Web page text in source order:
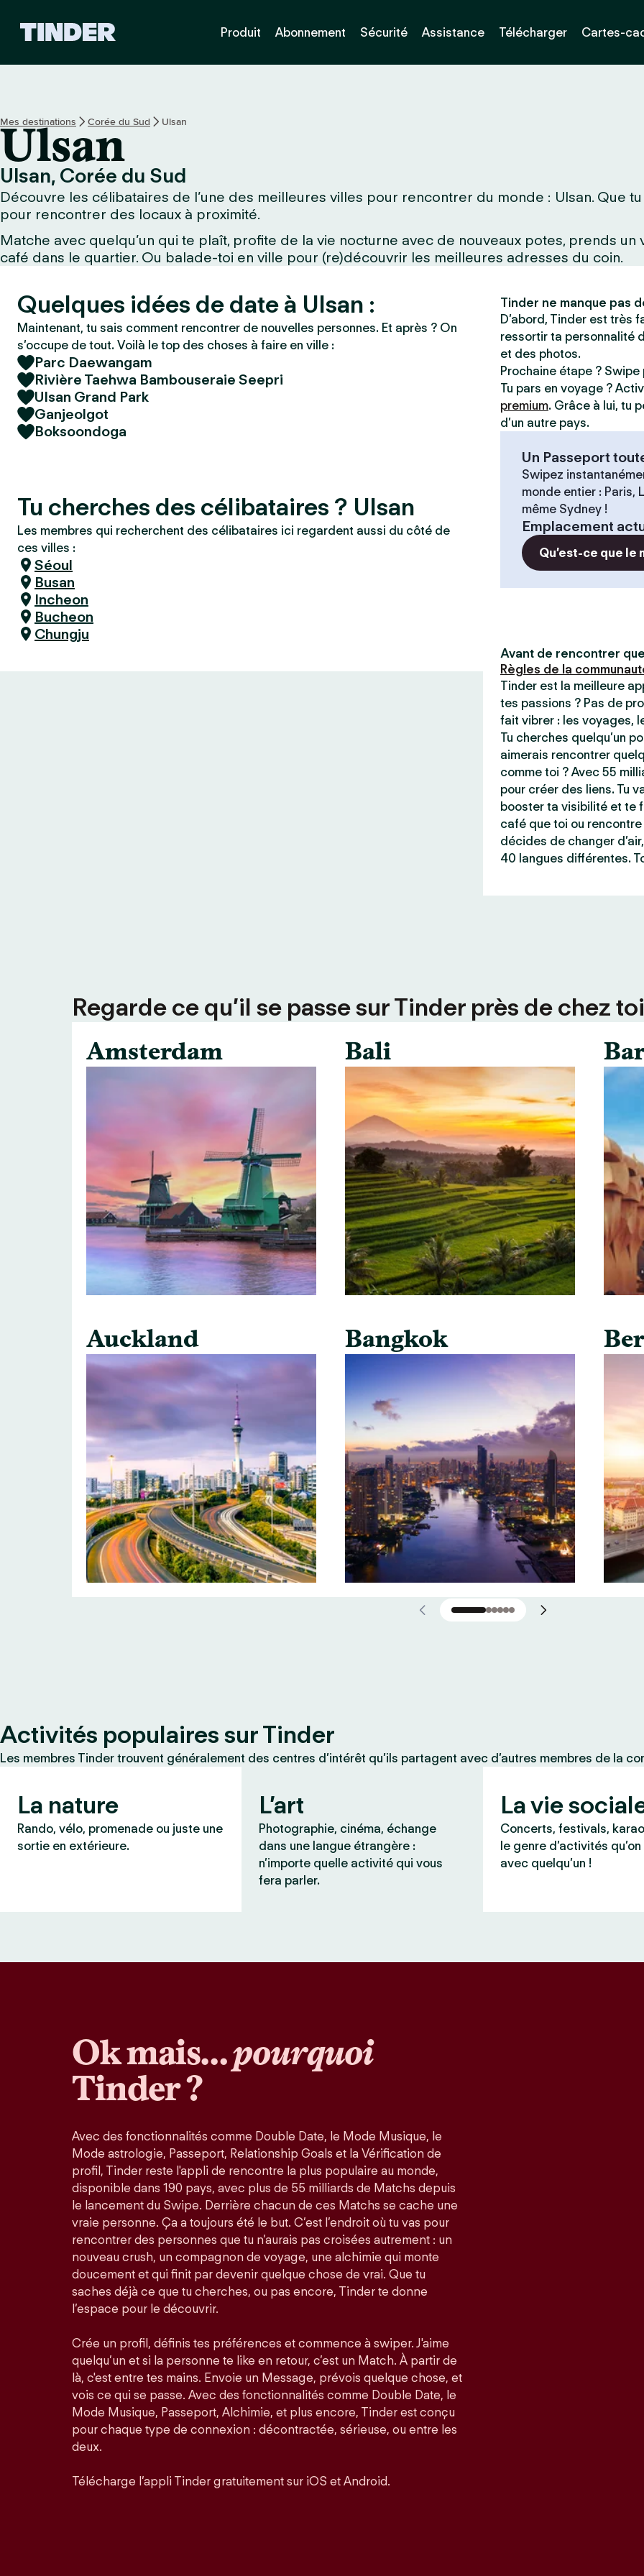
l
T
d
e
r
Produit Abonnement Sécurité Assistance Télécharger Cartes-
Mes destinations Corée du Sud Ulsan
Ulsan
Ulsan, Corée du Sud
Découvre les célibataires de l’une des meilleures villes pour rencontrer du monde : Ulsan. Que
pour rencontrer des locaux à proximité.
Matche avec quelqu’un qui te plaît, profite de la vie nocturne avec de nouveaux potes, prends
café dans le quartier. Ou balade-toi en ville pour (re)découvrir les meilleures adresses du coin.
Quelques idées de date à Ulsan :
Maintenant, tu sais comment rencontrer de nouvelles personnes. Et après ? On
s’occupe de tout. Voilà le top des choses à faire en ville :
Parc Daewangam
Rivière Taehwa Bambouseraie Seepri
Ulsan Grand Park
Ganjeolgot
Boksoondoga
Tu cherches des célibataires ? Ulsan
Les membres qui recherchent des célibataires ici regardent aussi du côté de
ces villes :
Séoul
Busan
Incheon
Bucheon
Chungju
Tinder ne manque pas
D’abord, Tinder est très
ressortir ta personnalité
et des photos.
Prochaine étape ?
Tu pars en voyage ?
premium. Grâce à lui, tu
d’un autre pays.
Un Passeport
Swipez
monde entier : Paris,
même Sydney !
Emplacement
Qu’est-ce que le
Avant de rencontrer
Règles de la
Tinder est la meilleure
tes passions ? Pas de
fait vibrer : les voyages,
Tu cherches quelqu’un
aimerais rencontrer
comme toi ? Avec 55
pour créer des liens. Tu
booster ta visibilité et te
café que toi ou
décides de changer
40 langues différentes.
Regarde ce qu’il se passe sur Tinder près de chez
Amsterdam
Auckland
Bali
Bangkok
Activités populaires sur Tinder
Les membres Tinder trouvent généralement des centres d’intérêt qu’ils partagent avec d’autres membres de la
La nature
Rando, vélo, promenade ou juste une
sortie en extérieure.
L’art
Photographie, cinéma, échange
dans une langue étrangère :
n’importe quelle activité qui vous
fera parler.
La vie
Concerts, festivals,
le genre d’activités
avec quelqu’un !
Ok mais…pourquoi
Tinder ?
Avec des fonctionnalités comme Double Date, le Mode Musique, le
Mode astrologie, Passeport, Relationship Goals et la Vérification de
profil, Tinder reste l'appli de rencontre la plus populaire au monde,
disponible dans 190 pays, avec plus de 55 milliards de Matchs depuis
le lancement du Swipe. Derrière chacun de ces Matchs se cache une
vraie personne. Ça a toujours été le but. C’est l’endroit où tu vas pour
rencontrer des personnes que tu n’aurais pas croisées autrement : un
nouveau crush, un compagnon de voyage, une alchimie qui monte
doucement et qui finit par devenir quelque chose de vrai. Que tu
saches déjà ce que tu cherches, ou pas encore, Tinder te donne
l’espace pour le découvrir.
Crée un profil, définis tes préférences et commence à swiper. J'aime
quelqu’un et si la personne te like en retour, c’est un Match. À partir de
là, c'est entre tes mains. Envoie un Message, prévois quelque chose, et
vois ce qui se passe. Avec des fonctionnalités comme Double Date, le
Mode Musique, Passeport, Alchimie, et plus encore, Tinder est conçu
pour chaque type de connexion : décontractée, sérieuse, ou entre les
deux.
Télécharge l’appli Tinder gratuitement sur iOS et Android.